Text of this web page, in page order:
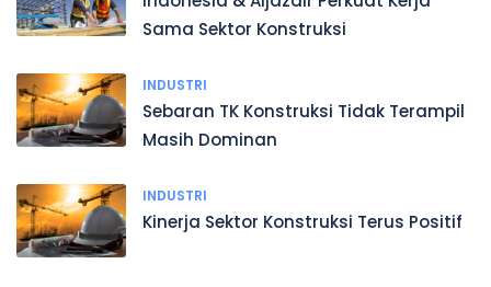
Sama Sektor Konstruksi
INDUSTRI
Sebaran TK Konstruksi Tidak Terampil
Masih Dominan
INDUSTRI
Kinerja Sektor Konstruksi Terus Positif